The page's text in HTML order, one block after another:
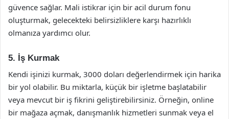
güvence sağlar. Mali istikrar için bir acil durum fonu
oluşturmak, gelecekteki belirsizliklere karşı hazırlıklı
olmanıza yardımcı olur.
5. İş Kurmak
Kendi işinizi kurmak, 3000 doları değerlendirmek için harika
bir yol olabilir. Bu miktarla, küçük bir işletme başlatabilir
veya mevcut bir iş fikrini geliştirebilirsiniz. Örneğin, online
bir mağaza açmak, danışmanlık hizmetleri sunmak veya el